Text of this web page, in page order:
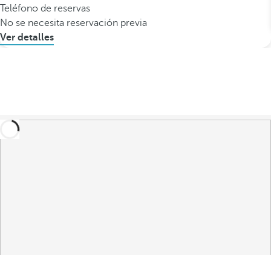
Teléfono de reservas
No se necesita reservación previa
Ver detalles